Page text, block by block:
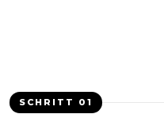
SCHRITT 01